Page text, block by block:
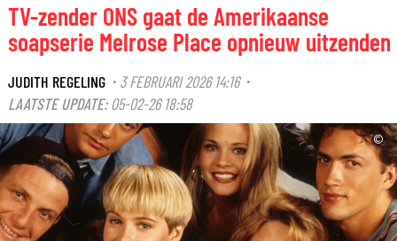
TV-zender ONS gaat de Amerikaanse
soapserie Melrose Place opnieuw uitzenden
JUDITH REGELING · 3 FEBRUARI 2026 14:16·
LAATSTE UPDATE: 05-02-26 18:58
©